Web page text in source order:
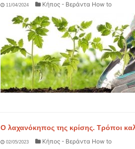
11/04/2024 Κήπος - Βεράντα How to
Ο λαχανόκηπος της κρίσης. Τρόποι
02/05/2023 Κήπος - Βεράντα How to